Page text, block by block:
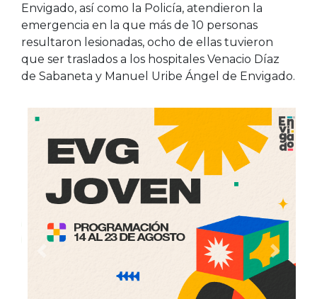
Envigado, así como la Policía, atendieron la
emergencia en la que más de 10 personas
resultaron lesionadas, ocho de ellas tuvieron
que ser traslados a los hospitales Venacio Díaz
de Sabaneta y Manuel Uribe Ángel de Envigado.